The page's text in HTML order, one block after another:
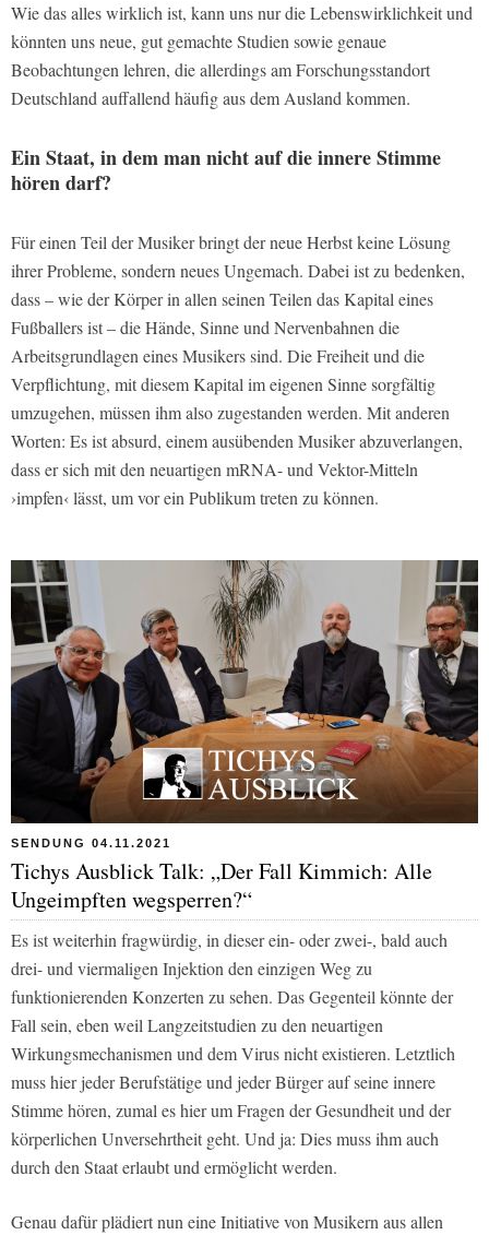
Wie das alles wirklich ist, kann uns nur die Lebenswirklichkeit und
könnten uns neue, gut gemachte Studien sowie genaue
Beobachtungen lehren, die allerdings am Forschungsstandort
Deutschland auffallend häufig aus dem Ausland kommen.
Ein Staat, in dem man nicht auf die innere Stimme
hören darf?
Für einen Teil der Musiker bringt der neue Herbst keine Lösung
ihrer Probleme, sondern neues Ungemach. Dabei ist zu bedenken,
dass – wie der Körper in allen seinen Teilen das Kapital eines
Fußballers ist – die Hände, Sinne und Nervenbahnen die
Arbeitsgrundlagen eines Musikers sind. Die Freiheit und die
Verpflichtung, mit diesem Kapital im eigenen Sinne sorgfältig
umzugehen, müssen ihm also zugestanden werden. Mit anderen
Worten: Es ist absurd, einem ausübenden Musiker abzuverlangen,
dass er sich mit den neuartigen mRNA- und Vektor-Mitteln
›impfen‹ lässt, um vor ein Publikum treten zu können.
SENDUNG 04.11.2021
Tichys Ausblick Talk: „Der Fall Kimmich: Alle
Ungeimpften wegsperren?“
Es ist weiterhin fragwürdig, in dieser ein- oder zwei-, bald auch
drei- und viermaligen Injektion den einzigen Weg zu
funktionierenden Konzerten zu sehen. Das Gegenteil könnte der
Fall sein, eben weil Langzeitstudien zu den neuartigen
Wirkungsmechanismen und dem Virus nicht existieren. Letztlich
muss hier jeder Berufstätige und jeder Bürger auf seine innere
Stimme hören, zumal es hier um Fragen der Gesundheit und der
körperlichen Unversehrtheit geht. Und ja: Dies muss ihm auch
durch den Staat erlaubt und ermöglicht werden.
Genau dafür plädiert nun eine Initiative von Musikern aus allen